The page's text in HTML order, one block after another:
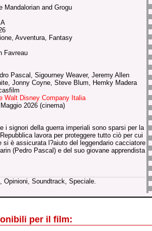
Mandalorian and Grogu
Avventura, Fantasy
Favreau
Pascal, Sigourney Weaver, Jeremy Allen
Jonny Coyne, Steve Blum, Hemky Madera
Walt Disney Company Italia
2026 (cinema)
i signori della guerra imperiali sono sparsi per la
lavora per proteggere tutto ciò per cui
si è assicurata l?aiuto del leggendario cacciatore
(Pedro Pascal) e del suo giovane apprendista
Opinioni, Soundtrack, Speciale.
per il film: